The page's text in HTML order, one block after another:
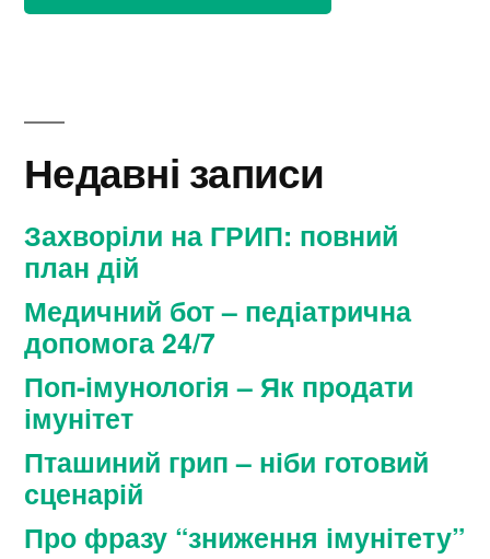
Недавні записи
Захворіли на ГРИП: повний
план дій
Медичний бот – педіатрична
допомога 24/7
Поп-імунологія – Як продати
імунітет
Пташиний грип – ніби готовий
сценарій
Про фразу “зниження імунітету”